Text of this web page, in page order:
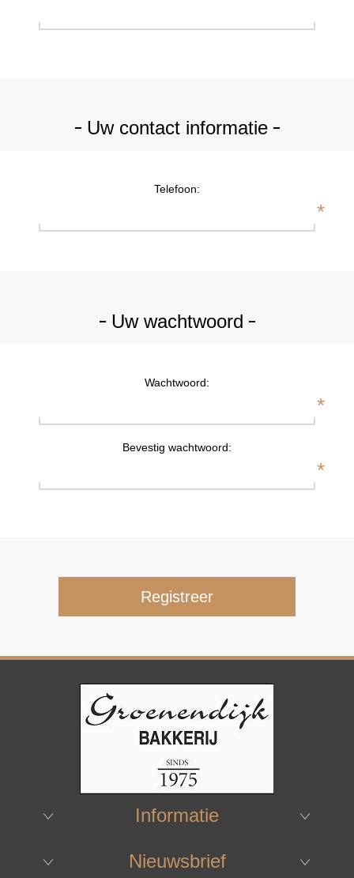
Uw contact informatie
Telefoon:
*
Uw wachtwoord
Wachtwoord:
*
Bevestig wachtwoord:
*
Informatie
Nieuwsbrief